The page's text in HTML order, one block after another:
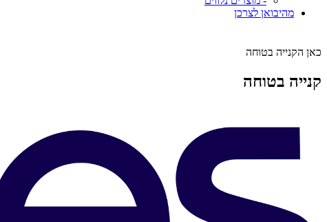
מהיבואן לצרכן
כאן הקנייה בטוחה
קנייה בטוחה